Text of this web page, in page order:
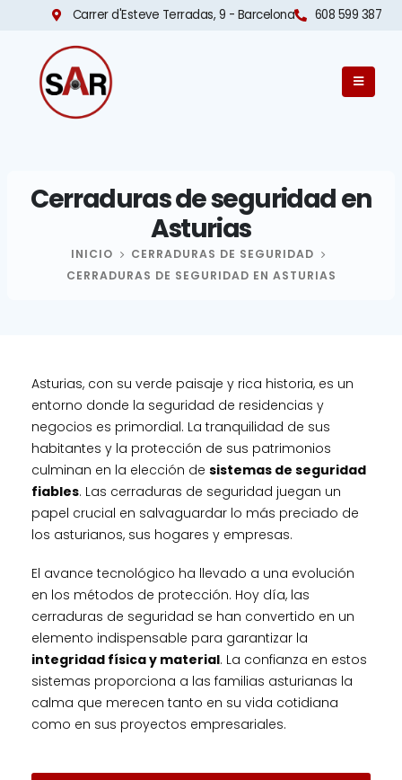
Carrer d'Esteve Terradas, 9 - Barcelona​ 608 599 387
Cerraduras de seguridad en
Asturias
INICIO
CERRADURAS DE SEGURIDAD
CERRADURAS DE SEGURIDAD EN ASTURIAS
Asturias, con su verde paisaje y rica historia, es un
entorno donde la seguridad de residencias y
negocios es primordial. La tranquilidad de sus
habitantes y la protección de sus patrimonios
culminan en la elección de sistemas de seguridad
fiables. Las cerraduras de seguridad juegan un
papel crucial en salvaguardar lo más preciado de
los asturianos, sus hogares y empresas.
El avance tecnológico ha llevado a una evolución
en los métodos de protección. Hoy día, las
cerraduras de seguridad se han convertido en un
elemento indispensable para garantizar la
integridad física y material. La confianza en estos
sistemas proporciona a las familias asturianas la
calma que merecen tanto en su vida cotidiana
como en sus proyectos empresariales.